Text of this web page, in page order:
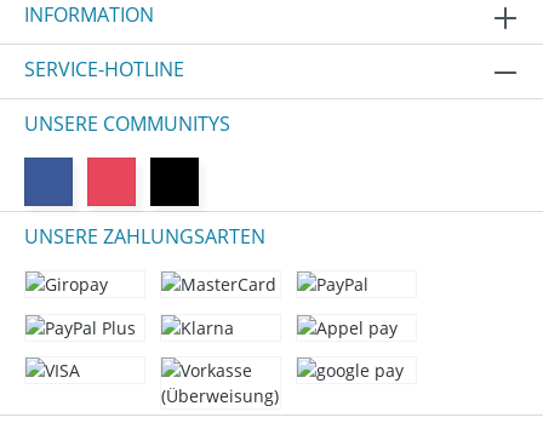
INFORMATION
SERVICE-HOTLINE
UNSERE COMMUNITYS
UNSERE ZAHLUNGSARTEN